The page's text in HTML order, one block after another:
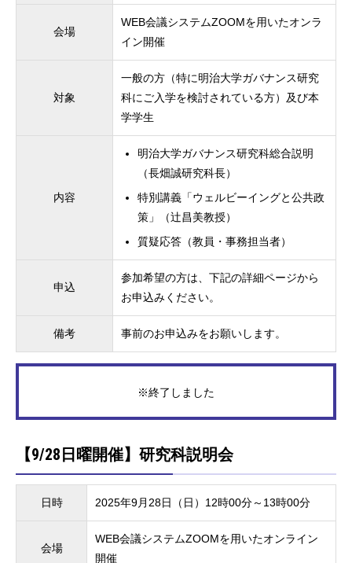
会場
WEB会議システムZOOMを用いたオンラ
イン開催
対象
一般の方（特に明治大学ガバナンス研究
科にご入学を検討されている方）及び本
学学生
内容
明治大学ガバナンス研究科総合説明
（長畑誠研究科長）
特別講義「ウェルビーイングと公共政
策」（辻昌美教授）
質疑応答（教員・事務担当者）
申込
参加希望の方は、下記の詳細ページから
お申込みください。
備考 事前のお申込みをお願いします。
※終了しました
【9/28日曜開催】研究科説明会
日時 2025年9月28日（日）12時00分～13時00分
会場
WEB会議システムZOOMを用いたオンライン
開催